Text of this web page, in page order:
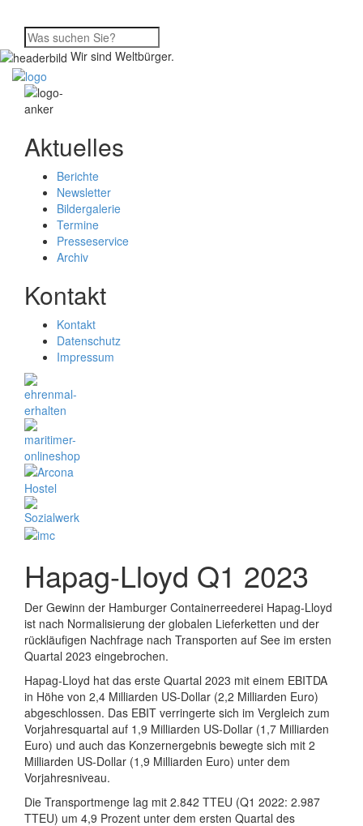
Wir sind Weltbürger.
Aktuelles
Berichte
Newsletter
Bildergalerie
Termine
Presseservice
Archiv
Kontakt
Kontakt
Datenschutz
Impressum
Hapag-Lloyd Q1 2023
Der Gewinn der Hamburger Containerreederei Hapag-Lloyd
ist nach Normalisierung der globalen Lieferketten und der
rückläufigen Nachfrage nach Transporten auf See im ersten
Quartal 2023 eingebrochen.
Hapag-Lloyd hat das erste Quartal 2023 mit einem EBITDA
in Höhe von 2,4 Milliarden US-Dollar (2,2 Milliarden Euro)
abgeschlossen. Das EBIT verringerte sich im Vergleich zum
Vorjahresquartal auf 1,9 Milliarden US-Dollar (1,7 Milliarden
Euro) und auch das Konzernergebnis bewegte sich mit 2
Milliarden US-Dollar (1,9 Milliarden Euro) unter dem
Vorjahresniveau.
Die Transportmenge lag mit 2.842 TTEU (Q1 2022: 2.987
TTEU) um 4,9 Prozent unter dem ersten Quartal des